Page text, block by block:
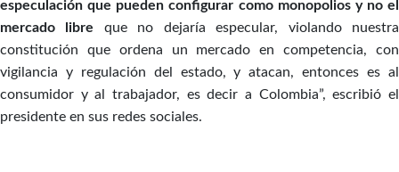
especulación que pueden configurar como monopolios y no el
mercado libre que no dejaría especular, violando nuestra
constitución que ordena un mercado en competencia, con
vigilancia y regulación del estado, y atacan, entonces es al
consumidor y al trabajador, es decir a Colombia”, escribió el
presidente en sus redes sociales.